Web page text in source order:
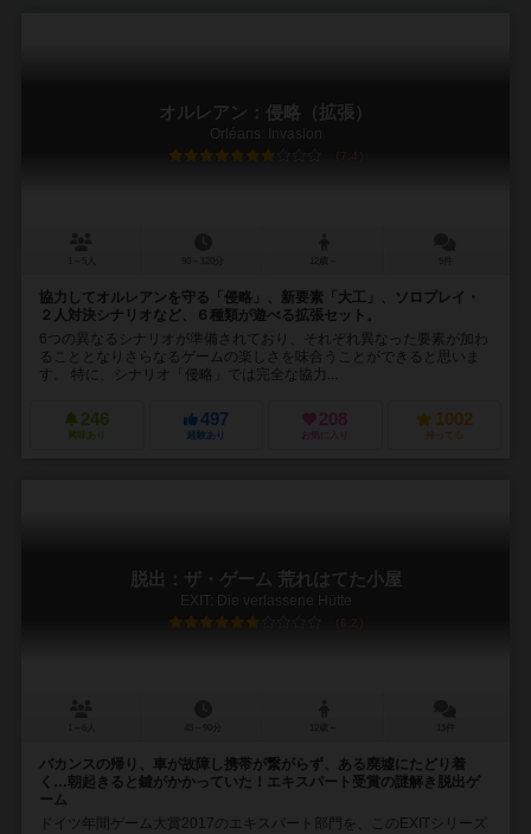
オルレアン：侵略（拡張）
Orléans: Invasion
7.4
協力してオルレアンを守る「侵略」、新要素「大工」、ソロプレイ・
２人対決シナリオなど、６種類が遊べる拡張セット。
6つの異なるシナリオが準備されており、それぞれ異なった要素が加わ
ることとなりさらなるゲームの楽しさを味合うことができると思いま
す。 特に、シナリオ「侵略」では完全な協力...
246
興味あり
497
経験あり
208
お気に入り
1002
持ってる
脱出：ザ・ゲーム 荒れはてた小屋
EXIT: Die verlassene Hütte
6.2
バカンスの帰り、車が故障し携帯が繋がらず、ある廃墟にたどり着
く…朝起きると鍵がかかっていた！エキスパート受賞の謎解き脱出ゲ
ーム
ドイツ年間ゲーム大賞2017のエキスパート部門を、このEXITシリーズ